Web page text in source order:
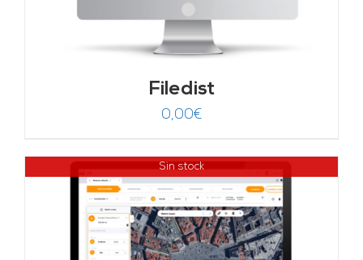
Filedist
0,00€
Sin stock